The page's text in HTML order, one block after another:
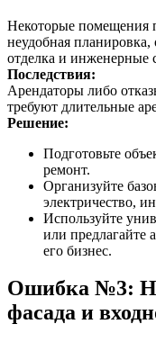
Некоторые помещения
неудобная
отделка и инженерные
Последствия:
Арендаторы либо
требуют длительные
Решение:
Подготовьте
ремонт.
Организуйте
электричество,
Используйте
или предлагайте
его бизнес.
Ошибка №3:
фасада и